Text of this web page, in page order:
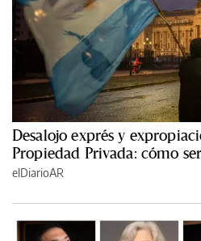
Desalojo exprés y
Propiedad Privada: cómo
elDiarioAR